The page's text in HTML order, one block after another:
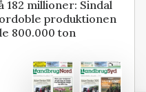
182 millioner: Sindal
produktionen
800.000 ton